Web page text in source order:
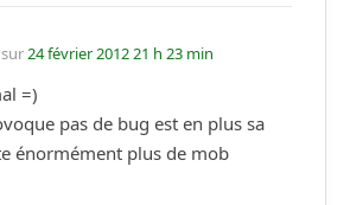
sur24 février 2012 21 h 23 min
=)
pas de bug est en plus sa
énormément plus de mob